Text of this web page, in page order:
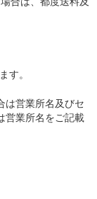
す。
は営業所名及びセ
営業所名をご記載